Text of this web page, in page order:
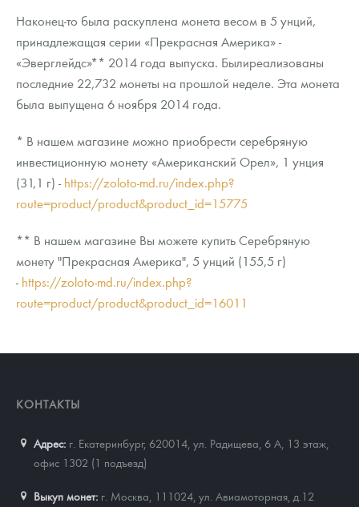
Наконец-то была раскуплена монета весом в 5 унций,
принадлежащая серии «Прекрасная Америка» -
«Эверглейдс»** 2014 года выпуска. Былиреализованы
последние 22,732 монеты на прошлой неделе. Эта монета
была выпущена 6 ноября 2014 года.
* В нашем магазине можно приобрести серебряную
инвестиционную монету «Американский Орел», 1 унция
(31,1 г) - https://zoloto-md.ru/index.php?
route=product/product&product_id=15775
** В нашем магазине Вы можете купить Серебряную
монету "Прекрасная Америка", 5 унций (155,5 г)
- https://zoloto-md.ru/index.php?
route=product/product&product_id=16011
КОНТАКТЫ
Адрес: г. Екатеринбург, 620014 ул. Радищева, 6 А, 13 этаж,
офис 1302 (1 подъезд)
Выкуп монет: г. Москва, 111024, ул. Авиамоторная, д.12